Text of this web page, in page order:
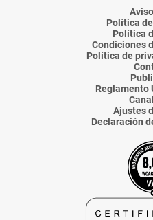
Política
Política
Condiciones
Política de
Reglamento
Ajustes
Declaración